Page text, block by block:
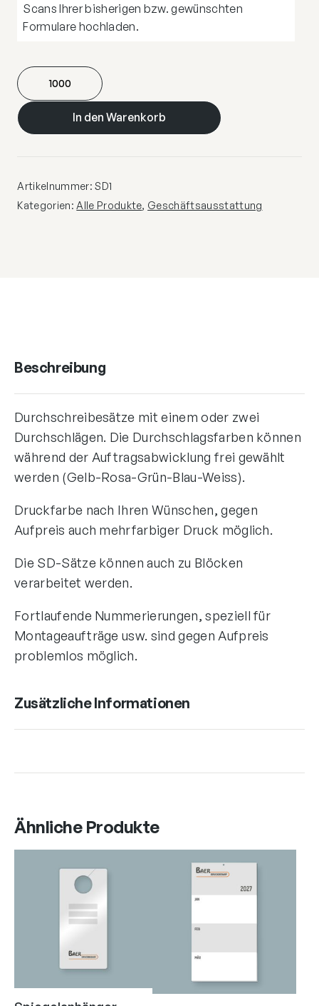
Scans Ihrer bisherigen bzw. gewünschten
Formulare hochladen.
SD-
Selbst-
Durchschreibesätze
Menge
In den Warenkorb
Artikelnummer:SD1
Kategorien: Alle Produkte, Geschäftsausstattung
Beschreibung
Durchschreibesätze mit einem oder zwei
Durchschlägen. Die Durchschlagsfarben können
während der Auftragsabwicklung frei gewählt
werden (Gelb-Rosa-Grün-Blau-Weiss).
Druckfarbe nach Ihren Wünschen, gegen
Aufpreis auch mehrfarbiger Druck möglich.
Die SD-Sätze können auch zu Blöcken
verarbeitet werden.
Fortlaufende Nummerierungen, speziell für
Montageaufträge usw. sind gegen Aufpreis
problemlos möglich.
Zusätzliche Informationen
Ähnliche Produkte